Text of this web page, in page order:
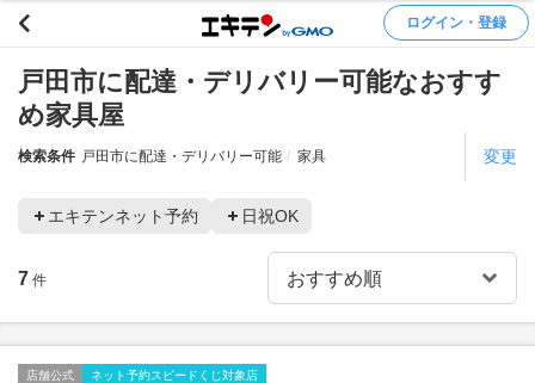
ログイン・登録
戸田市に配達・デリバリー可能なおすす
め家具屋
検索条件 戸田市に配達・デリバリー可能 家具 変更
エキテンネット予約 日祝OK
7 件
店舗公式 ネット予約スピードくじ対象店